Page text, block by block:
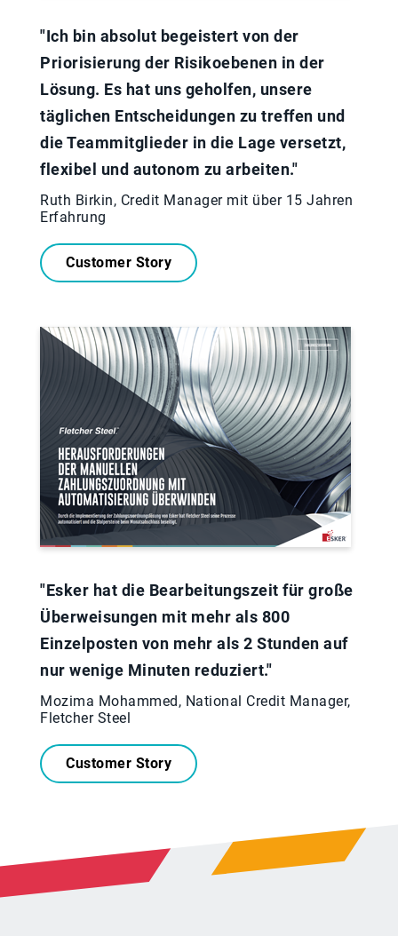
"Ich bin absolut begeistert von der
Priorisierung der Risikoebenen in der
Lösung. Es hat uns geholfen, unsere
täglichen Entscheidungen zu treffen und
die Teammitglieder in die Lage versetzt,
flexibel und autonom zu arbeiten."
Ruth Birkin, Credit Manager mit über 15 Jahren
Erfahrung
Customer Story
"Esker hat die Bearbeitungszeit für große
Überweisungen mit mehr als 800
Einzelposten von mehr als 2 Stunden auf
nur wenige Minuten reduziert."
Mozima Mohammed, National Credit Manager,
Fletcher Steel
Customer Story